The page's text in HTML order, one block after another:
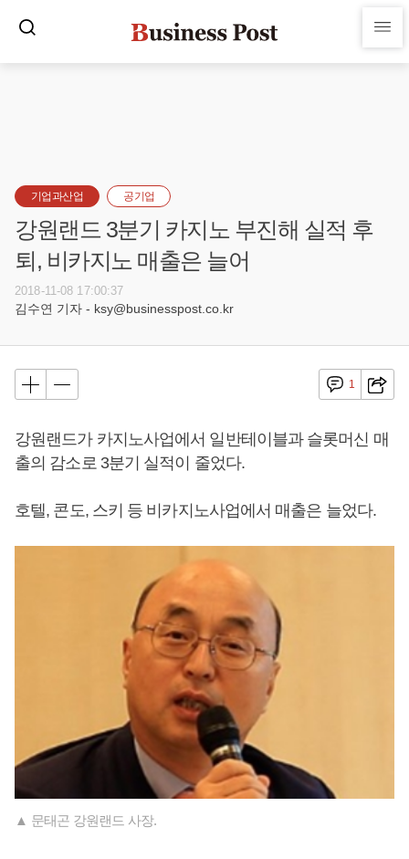
기업과산업 공기업
강원랜드 3분기 카지노 부진해 실적 후
퇴, 비카지노 매출은 늘어
2018-11-08 17:00:37
김수연 기자 - ksy@businesspost.co.kr
1
강원랜드가 카지노사업에서 일반테이블과 슬롯머신 매
출의 감소로 3분기 실적이 줄었다.
호텔, 콘도, 스키 등 비카지노사업에서 매출은 늘었다.
▲ 문태곤 강원랜드 사장.